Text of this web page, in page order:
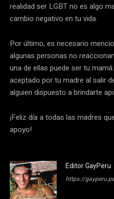
realidad ser LGBT no es algo
cambio negativo en tu vida.
Por último, es necesario
algunas personas no
una de ellas puede ser tu
aceptado por tu madre al salir
alguien dispuesto a brindarte
¡Feliz día a todas las madres
apoyo!
Editor GayPeru
https://gayperu.pe